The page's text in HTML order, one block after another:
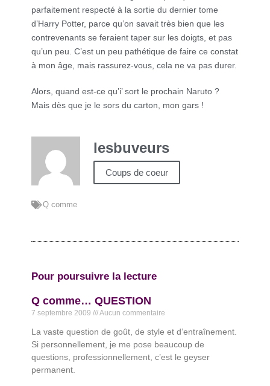
parfaitement respecté à la sortie du dernier tome
d’Harry Potter, parce qu’on savait très bien que les
contrevenants se feraient taper sur les doigts, et pas
qu’un peu. C’est un peu pathétique de faire ce constat
à mon âge, mais rassurez-vous, cela ne va pas durer.
Alors, quand est-ce qu’i’ sort le prochain Naruto ?
Mais dès que je le sors du carton, mon gars !
lesbuveurs
Coups de coeur
Q comme
Pour poursuivre la lecture
Q comme… QUESTION
7 septembre 2009 Aucun commentaire
La vaste question de goût, de style et d’entraînement.
Si personnellement, je me pose beaucoup de
questions, professionnellement, c’est le geyser
permanent.